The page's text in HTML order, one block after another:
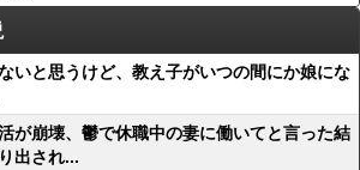
いと思うけど、教え子がいつの間にか娘にな
が崩壊、鬱で休職中の妻に働いてと言った結
出され...